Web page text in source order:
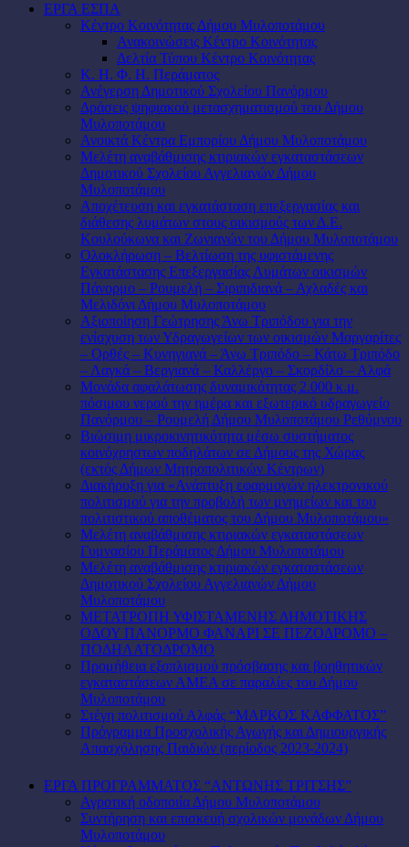
ΕΡΓΑ ΕΣΠΑ
Κέντρο Κοινότητας Δήμου Μυλοποτάμου
Ανακοινώσεις Κέντρο Κοινότητας
Δελτία Τύπου Κέντρο Κοινότητας
Κ. Η. Φ. Η. Περάματος
Ανέγερση Δημοτικού Σχολείου Πανόρμου
Δράσεις ψηφιακού μετασχηματισμού του Δήμου
Μυλοποτάμου
Ανοικτά Κέντρα Εμπορίου Δήμου Μυλοποτάμου
Μελέτη αναβάθμισης κτιριακών εγκαταστάσεων
Δημοτικού Σχολείου Αγγελιανών Δήμου
Μυλοποτάμου
Αποχέτευση και εγκατάσταση επεξεργασίας και
διάθεσης λυμάτων στους οικισμούς των Δ.Ε.
Κουλούκωνα και Ζωνιανών του Δήμου Μυλοποτάμου
Ολοκλήρωση – Βελτίωση της υφιστάμενης
Εγκατάστασης Επεξεργασίας Λυμάτων οικισμών
Πάνορμο – Ρουμελή – Σιριπιδιανά – Αχλαδές και
Μελιδόνι Δήμου Μυλοποτάμου
Αξιοποίηση Γεώτρησης Άνω Τριπόδου για την
ενίσχυση των Υδραγωγείων των οικισμών Μαργαρίτες
– Ορθές – Κυνηγιανά – Άνω Τριπόδο – Κάτω Τριπόδο
– Λαγκά – Βεργιανά – Καλλέργο – Σκορδίλο – Αλφά
Μονάδα αφαλάτωσης δυναμικότητας 2.000 κ.μ.
πόσιμου νερού την ημέρα και εξωτερικό υδραγωγείο
Πανόρμου – Ρουμελή Δήμου Μυλοποτάμου Ρεθύμνου
Βιώσιμη μικροκινητικότητα μέσω συστήματος
κοινόχρηστων ποδηλάτων σε Δήμους της Χώρας
(εκτός Δήμων Μητροπολιτικών Κέντρων)
Διακήρυξη για «Ανάπτυξη εφαρμογών ηλεκτρονικού
πολιτισμού για την προβολή των μνημείων και του
πολιτιστικού αποθέματος του Δήμου Μυλοποτάμου»
Μελέτη αναβάθμισης κτιριακών εγκαταστάσεων
Γυμνασίου Περάματος Δήμου Μυλοποτάμου
Μελέτη αναβάθμισης κτιριακών εγκαταστάσεων
Δημοτικού Σχολείου Αγγελιανών Δήμου
Μυλοποτάμου
ΜΕΤΑΤΡΟΠΗ ΥΦΙΣΤΑΜΕΝΗΣ ΔΗΜΟΤΙΚΗΣ
ΟΔΟΥ ΠΑΝΟΡΜΟ ΦΑΝΑΡΙ ΣΕ ΠΕΖΟΔΡΟΜΟ –
ΠΟΔΗΛΑΤΟΔΡΟΜΟ
Προμήθεια εξοπλισμού πρόσβασης και βοηθητικών
εγκαταστάσεων ΑΜΕΑ σε παραλίες του Δήμου
Μυλοποτάμου
Στέγη πολιτισμού Αλφάς “ΜΑΡΚΟΣ ΚΑΦΦΑΤΟΣ”
Πρόγραμμα Προσχολικής Αγωγής και Δημιουργικής
Απασχόλησης Παιδιών (περίοδος 2023-2024)
ΕΡΓΑ ΠΡΟΓΡΑΜΜΑΤΟΣ “ΑΝΤΩΝΗΣ ΤΡΙΤΣΗΣ”
Αγροτική οδοποιία Δήμου Μυλοποτάμου
Συντήρηση και επισκευή σχολικών μονάδων Δήμου
Μυλοποτάμου